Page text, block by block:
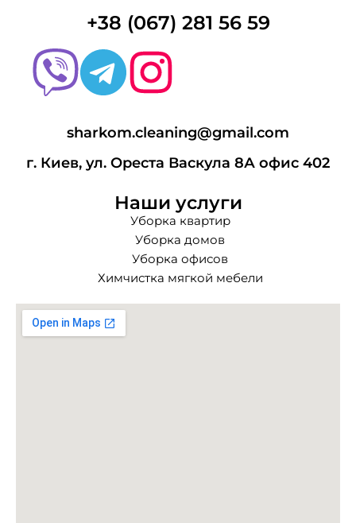
+38 (067) 281 56 59
sharkom.cleaning@gmail.com
г. Киев, ул. Ореста Васкула 8А офис 402
Наши услуги
Уборка квартир
Уборка домов
Уборка офисов
Химчистка мягкой мебели